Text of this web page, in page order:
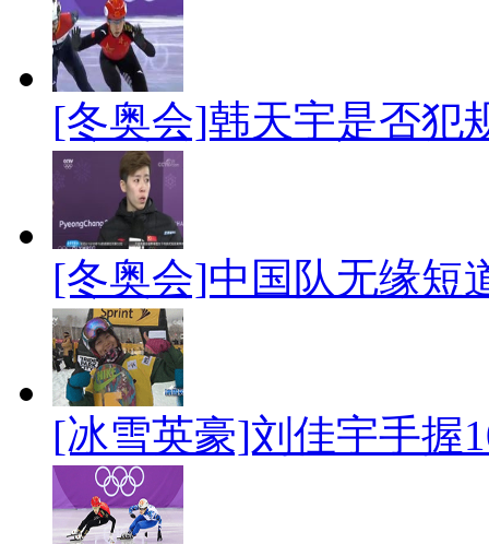
[冬奥会]韩天宇是否犯
[冬奥会]中国队无缘短
[冰雪英豪]刘佳宇手握